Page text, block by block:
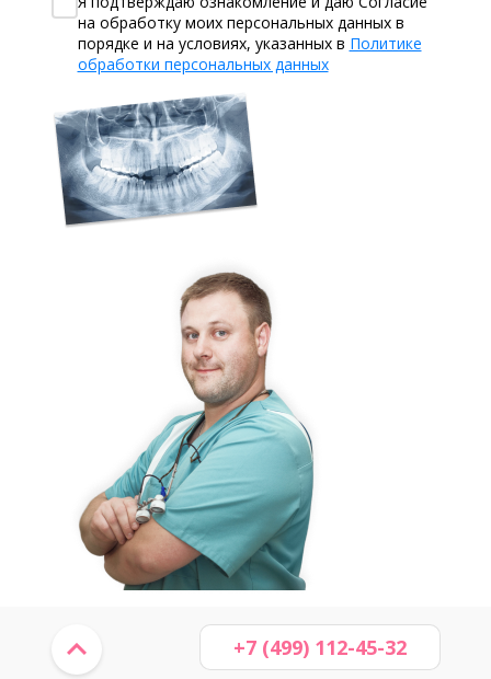
на обработку моих персональных данных в
порядке и на условиях, указанных в Политике
обработки персональных данных
+7 (499) 112-45-32